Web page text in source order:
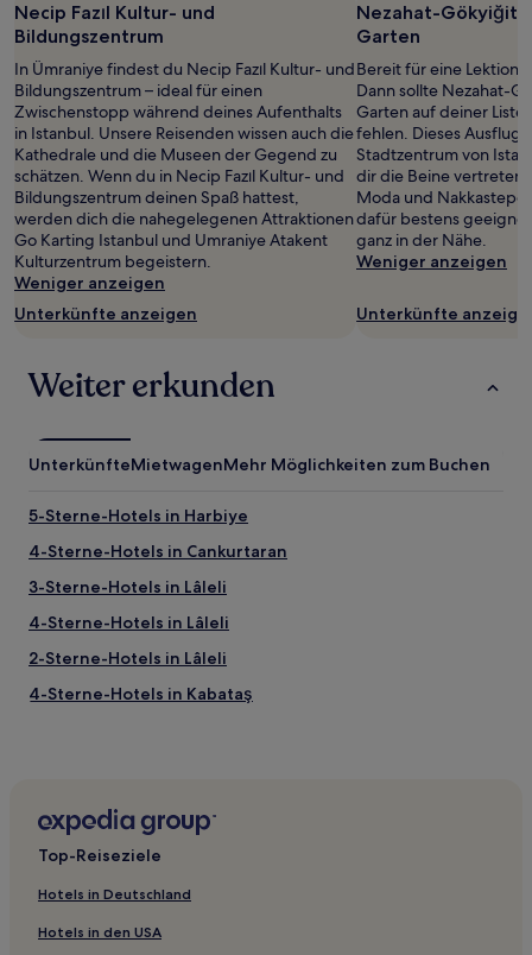
2 Erwachsenen
gefunden
wurde.
Preise
und
Verfügbarkeiten
können
sich
ändern.
Es
können
zusätzliche
Bedingungen
gelten.
Necip Fazıl Kultur- und
Bildungszentrum
In Ümraniye findest du Necip Fazıl Kultur- und
Bildungszentrum – ideal für einen
Zwischenstopp während deines Aufenthalts
in Istanbul. Unsere Reisenden wissen auch die
Kathedrale und die Museen der Gegend zu
schätzen. Wenn du in Necip Fazıl Kultur- und
Bildungszentrum deinen Spaß hattest,
werden dich die nahegelegenen Attraktionen
Go Karting Istanbul und Umraniye Atakent
Kulturzentrum begeistern.
Weniger anzeigen
Unterkünfte anzeigen
Nezahat-Gökyiğit-
Garten
Bereit für eine Lektion
Dann sollte Nezahat-
Garten auf deiner
fehlen. Dieses
Stadtzentrum von
dir die Beine vertreten
Moda und
dafür bestens
ganz in der Nähe.
Weniger anzeigen
Unterkünfte
Weiter erkunden
UnterkünfteMietwagenMehr Möglichkeiten zum Buchen
5-Sterne-Hotels in Harbiye
4-Sterne-Hotels in Cankurtaran
3-Sterne-Hotels in Lâleli
4-Sterne-Hotels in Lâleli
2-Sterne-Hotels in Lâleli
4-Sterne-Hotels in Kabataş
Villen in Istanbul
Aparthotels in Istanbul
Hostels in Istanbul
Ferienwohnungen in Istanbul
Top-Reiseziele
Hotels in Deutschland
Hotels in den USA